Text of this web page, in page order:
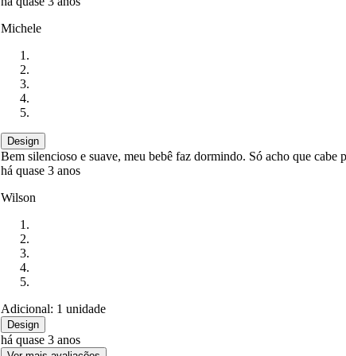
Michele
Design
Bem silencioso e suave, meu bebê faz dormindo. Só acho que cabe
há quase 3 anos
Wilson
Adicional: 1 unidade
Design
há quase 3 anos